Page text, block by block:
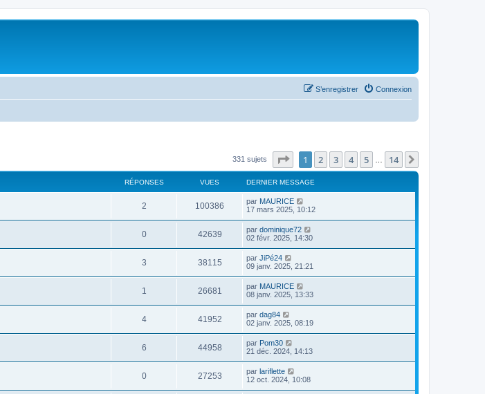
Connexion
S’enregistrer
331 sujets Page sur14
1 2 3 4 5 14
RÉPONSES VUES DERNIER MESSAGE
2 100386 par MAURICE
17 mars 2025, 10:12
0 42639 par dominique72
02 févr. 2025, 14:30
3 38115 par JiPé24
09 janv. 2025, 21:21
1 26681 par MAURICE
08 janv. 2025, 13:33
4 41952 par dag84
02 janv. 2025, 08:19
6 44958 par Pom30
21 déc. 2024, 14:13
0 27253 par lariflette
12 oct. 2024, 10:08